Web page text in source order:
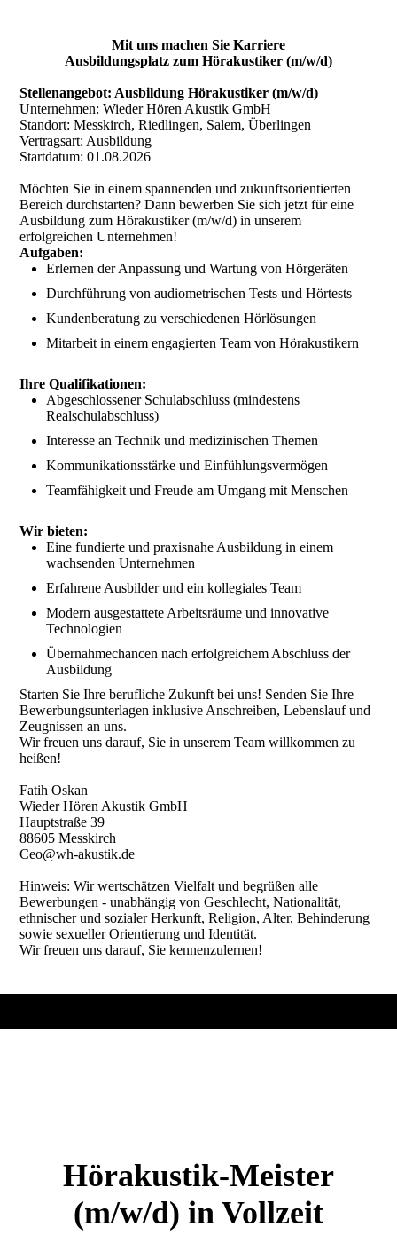
Mit uns machen Sie Karriere
Ausbildungsplatz zum Hörakustiker (m/w/d)
Stellenangebot: Ausbildung Hörakustiker (m/w/d)
Unternehmen: Wieder Hören Akustik GmbH
Standort: Messkirch, Riedlingen, Salem, Überlingen
Vertragsart: Ausbildung
Startdatum: 01.08.2026
Möchten Sie in einem spannenden und zukunftsorientierten
Bereich durchstarten? Dann bewerben Sie sich jetzt für eine
Ausbildung zum Hörakustiker (m/w/d) in unserem
erfolgreichen Unternehmen!
Aufgaben:
Erlernen der Anpassung und Wartung von Hörgeräten
Durchführung von audiometrischen Tests und Hörtests
Kundenberatung zu verschiedenen Hörlösungen
Mitarbeit in einem engagierten Team von Hörakustikern
Ihre Qualifikationen:
Abgeschlossener Schulabschluss (mindestens
Realschulabschluss)
Interesse an Technik und medizinischen Themen
Kommunikationsstärke und Einfühlungsvermögen
Teamfähigkeit und Freude am Umgang mit Menschen
Wir bieten:
Eine fundierte und praxisnahe Ausbildung in einem
wachsenden Unternehmen
Erfahrene Ausbilder und ein kollegiales Team
Modern ausgestattete Arbeitsräume und innovative
Technologien
Übernahmechancen nach erfolgreichem Abschluss der
Ausbildung
Starten Sie Ihre berufliche Zukunft bei uns! Senden Sie Ihre
Bewerbungsunterlagen inklusive Anschreiben, Lebenslauf und
Zeugnissen an uns.
Wir freuen uns darauf, Sie in unserem Team willkommen zu
heißen!
Fatih Oskan
Wieder Hören Akustik GmbH
Hauptstraße 39
88605 Messkirch
Ceo@wh-akustik.de
Hinweis: Wir wertschätzen Vielfalt und begrüßen alle
Bewerbungen - unabhängig von Geschlecht, Nationalität,
ethnischer und sozialer Herkunft, Religion, Alter, Behinderung
sowie sexueller Orientierung und Identität.
Wir freuen uns darauf, Sie kennenzulernen!
Hörakustik-Meister
(m/w/d) in Vollzeit